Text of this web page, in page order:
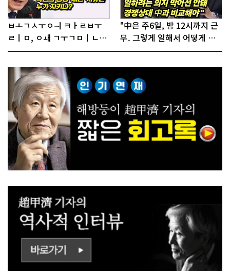
ㅂㅗㄱㅅㅜㅇㅢ ㅋㅏㄹㅂㅜ
ㄹㅣㅁ, ㅇㅙ ㄱㅜㄱㅁㅣㄴㄷ
ㅡㄹㅇㅣ ㄷㅏㅇㅎㅐㅇㅑ ㅎ
"中은 주6일, 밤 12시까지 근
무. 그렇게 일해서 어떻게 경
쟁하냐 반문하더라"